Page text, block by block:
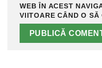
WEB ÎN ACEST
VIITOARE CÂND O SĂ